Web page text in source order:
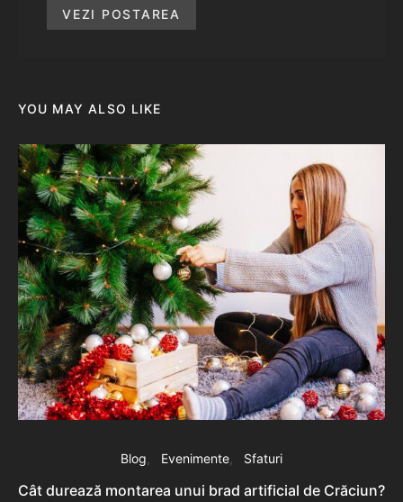
VEZI POSTAREA
YOU MAY ALSO LIKE
Blog Evenimente Sfaturi
Cât durează montarea unui brad artificial de Crăciun?